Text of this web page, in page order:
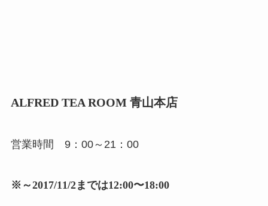
ALFRED TEA ROOM 青山本店
営業時間 9：00～21：00
※～2017/11/2までは12:00〜18:00